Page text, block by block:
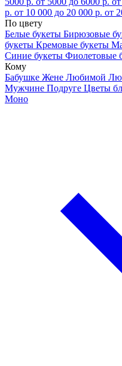
р. от 10 000 до 20 000 р. от
По цвету
Белые букеты Бирюзовые
букеты Кремовые букеты
Синие букеты Фиолетовые
Кому
Бабушке Жене Любимой
Мужчине Подруге Цветы
Моно